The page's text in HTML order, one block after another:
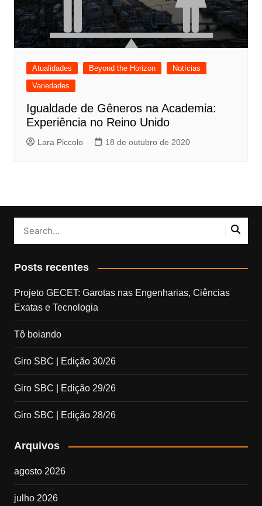
Atualidades Beyond the Horizon
Notícias
Variedades
Igualdade de Gêneros na Academia:
Experiência no Reino Unido
Lara Piccolo 18 de outubro de 2020
Posts recentes
Projeto GECET: Garotas nas Engenharias, Ciências
Exatas e Tecnologia
Tô boiando
Giro SBC | Edição 30/26
Giro SBC | Edição 29/26
Giro SBC | Edição 28/26
Arquivos
agosto 2026
julho 2026